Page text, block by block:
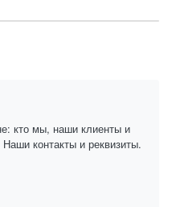
кто мы, наши клиенты и
контакты и реквизиты.